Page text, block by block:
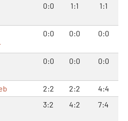
0:0 1:1 1:1
0:0 0:0 0:0
0:0 0:0 0:0
2:2 2:2
4:4
3:2 4:2 7:4